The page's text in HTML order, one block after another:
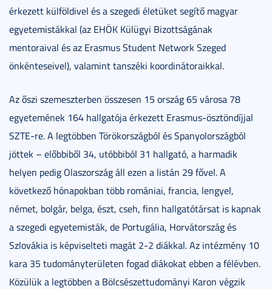
érkezett külföldivel és a szegedi életüket segítő magyar
egyetemistákkal (az EHÖK Külügyi Bizottságának
mentoraival és az Erasmus Student Network Szeged
önkénteseivel), valamint tanszéki koordinátoraikkal.
Az őszi szemeszterben összesen 15 ország 65 városa 78
egyetemének 164 hallgatója érkezett Erasmus-ösztöndíjjal
SZTE-re. A legtöbben Törökországból és Spanyolországból
jöttek – előbbiből 34, utóbbiból 31 hallgató, a harmadik
helyen pedig Olaszország áll ezen a listán 29 fővel. A
következő hónapokban több romániai, francia, lengyel,
német, bolgár, belga, észt, cseh, finn hallgatótársat is kapnak
a szegedi egyetemisták, de Portugália, Horvátország és
Szlovákia is képviselteti magát 2-2 diákkal. Az intézmény 10
kara 35 tudományterületen fogad diákokat ebben a félévben.
Közülük a legtöbben a Bölcsészettudományi Karon végzik